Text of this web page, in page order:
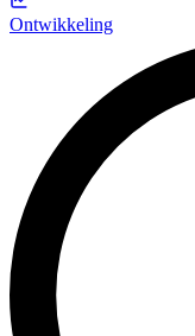
Ontwikkeling